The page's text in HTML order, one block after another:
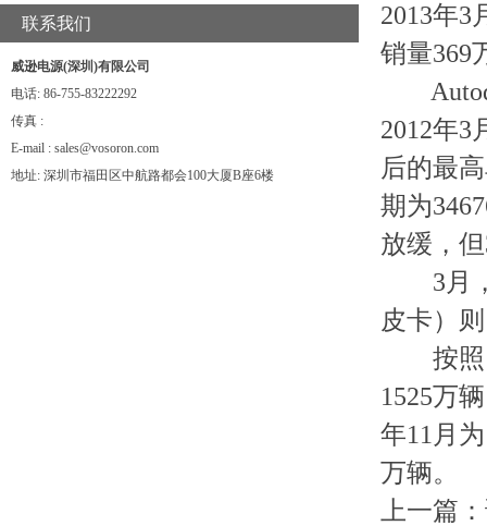
联系我们
威逊电源(深圳)有限公司
电话: 86-755-83222292
传真 :
E-mail : sales@vosoron.com
地址: 深圳市福田区中航路都会100大厦B座6楼
2013年3
销量369
2012年3
后的最
期为
放缓，
3月，
皮卡）
按照当
1525万
年11月
万辆。
上一篇：